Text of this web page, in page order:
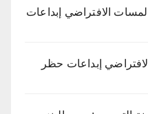
الافتراضي إبداعات
إبداعات حظر